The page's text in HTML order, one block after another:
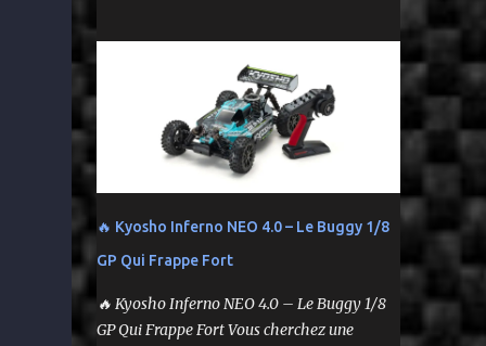
radiocommandée : comment l'allumer et
simple, mais une procédure incorrecte peut
entraîner des problèmes et gâcher votre
expérience. Suivez ces étapes pour vous
assurer que tout fonctionne sans accroc.
🔥 Kyosho Inferno NEO 4.0 – Le Buggy 1/8
GP Qui Frappe Fort
🔥 Kyosho Inferno NEO 4.0 – Le Buggy 1/8
GP Qui Frappe Fort Vous cherchez une